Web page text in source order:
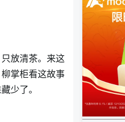
放清茶。来这
掌柜看这故事
少了。